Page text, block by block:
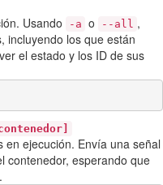
Usando -a o --all ,
incluyendo los que están
el estado y los ID de sus
en ejecución. Envía una señal
contenedor, esperando que